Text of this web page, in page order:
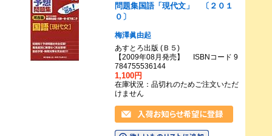
問題集国語「現代文」 〔２０１
０〕
梅澤眞由起
あすとろ出版 (Ｂ５)
【2009年08月発売】 ISBNコード 9
784755536144
1,100円
在庫状況：品切れのためご注文いただ
けません